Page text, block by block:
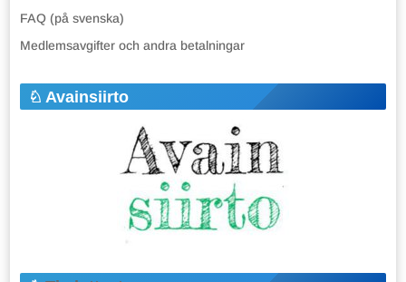
FAQ (på svenska)
Medlemsavgifter och andra betalningar
Avainsiirto